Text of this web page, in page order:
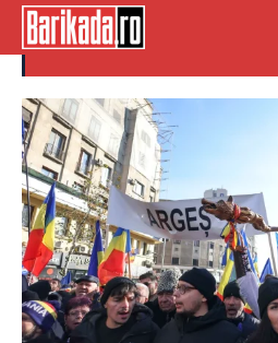
nationalisti